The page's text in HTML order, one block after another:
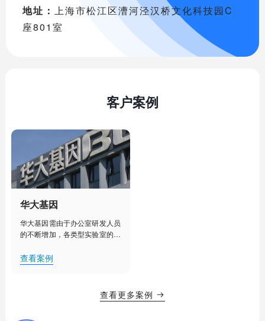
地址：
上海市松江区漕河泾汉桥文化科技园C
座801室
客户案例
华大基因
华大基因需由于办公室研发人员
的不断增加，各类型实验室的建
其对办公室、实验室、实验室设
备更加细致化管理的需求。需要
化、智能化管理，提升办公效
率，降低用电能耗，创造舒适的
查看案例
查看更多案例 